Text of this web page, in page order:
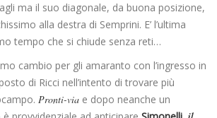
ma il suo diagonale, da buona posizione,
alla destra di Semprini. E’ l’ultima
tempo che si chiude senza reti…
cambio per gli amaranto con l’ingresso in
di Ricci nell’intento di trovare più
Pronti-via e dopo neanche un